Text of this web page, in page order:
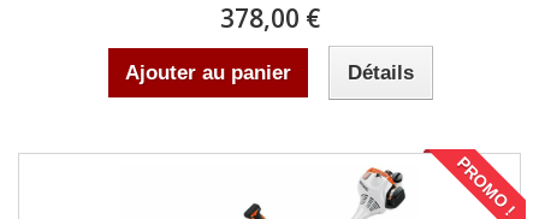
378,00 €
Ajouter au panier Détails
PROMO !